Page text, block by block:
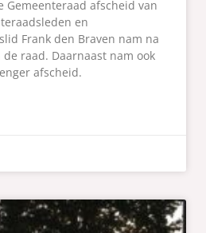
Gemeenteraad afscheid van
en
Frank den Braven nam na
raad. Daarnaast nam ook
afscheid.